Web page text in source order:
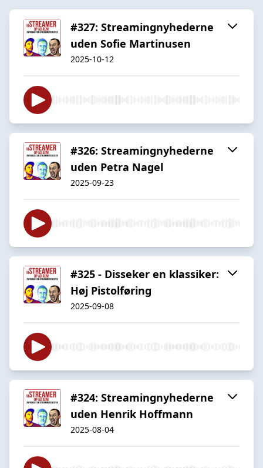
#327: Streamingnyhederne
uden Sofie Martinusen
2025-10-12
#326: Streamingnyhederne
uden Petra Nagel
2025-09-23
#325 - Disseker en klassiker:
Høj Pistolføring
2025-09-08
#324: Streamingnyhederne
uden Henrik Hoffmann
2025-08-04